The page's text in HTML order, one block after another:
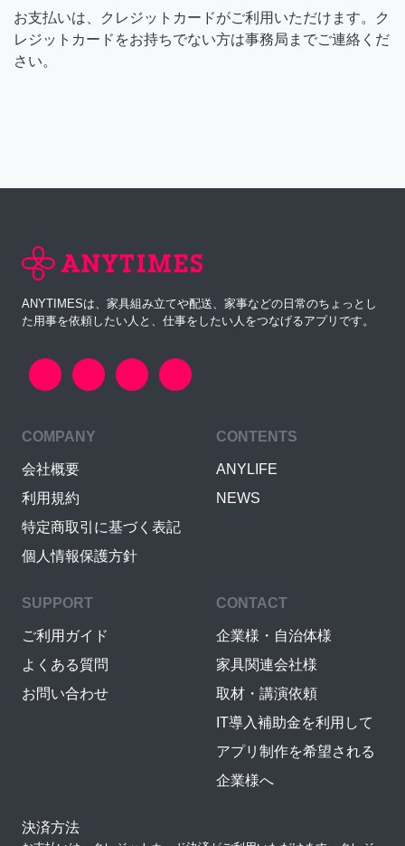
お支払いは、クレジットカードがご利用いただけます。ク
レジットカードをお持ちでない方は事務局までご連絡くだ
さい。
ANYTIMESは、家具組み立てや配送、家事などの日常のちょっとし
た用事を依頼したい人と、仕事をしたい人をつなげるアプリです。
COMPANY
会社概要
利用規約
特定商取引に基づく表記
個人情報保護方針
CONTENTS
ANYLIFE
NEWS
SUPPORT
ご利用ガイド
よくある質問
お問い合わせ
CONTACT
企業様・自治体様
家具関連会社様
取材・講演依頼
IT導入補助金を利用して
アプリ制作を希望される
企業様へ
決済方法